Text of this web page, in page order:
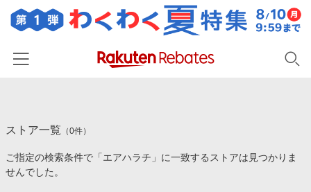
カテゴリー一覧
百貨店・総合ECモール
イベント一覧
ストア一覧 （0件）
ご指定の検索条件で「エアハラチ」に一致するストアは見つかりま
せんでした。